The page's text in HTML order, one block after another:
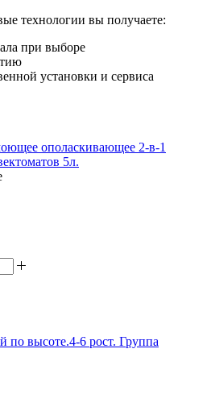
технологии вы получаете:
при выборе
установки и сервиса
ополаскивающее 2-в-1
5л.
по высоте.4-6 рост. Группа